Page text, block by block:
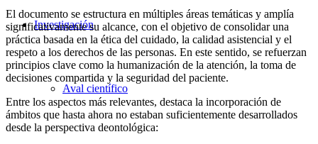
Investigación
Aval científico
El documento se estructura en múltiples áreas temáticas y amplía
significativamente su alcance, con el objetivo de consolidar una
práctica basada en la ética del cuidado, la calidad asistencial y el
respeto a los derechos de las personas. En este sentido, se refuerzan
principios clave como la humanización de la atención, la toma de
decisiones compartida y la seguridad del paciente.
Entre los aspectos más relevantes, destaca la incorporación de
ámbitos que hasta ahora no estaban suficientemente desarrollados
desde la perspectiva deontológica: